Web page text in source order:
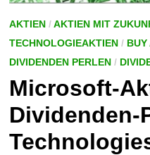
AKTIEN/AKTIEN MIT
TECHNOLOGIEAKTIEN/ BUY
DIVIDENDEN PERLEN/
Microsoft-
Dividenden-